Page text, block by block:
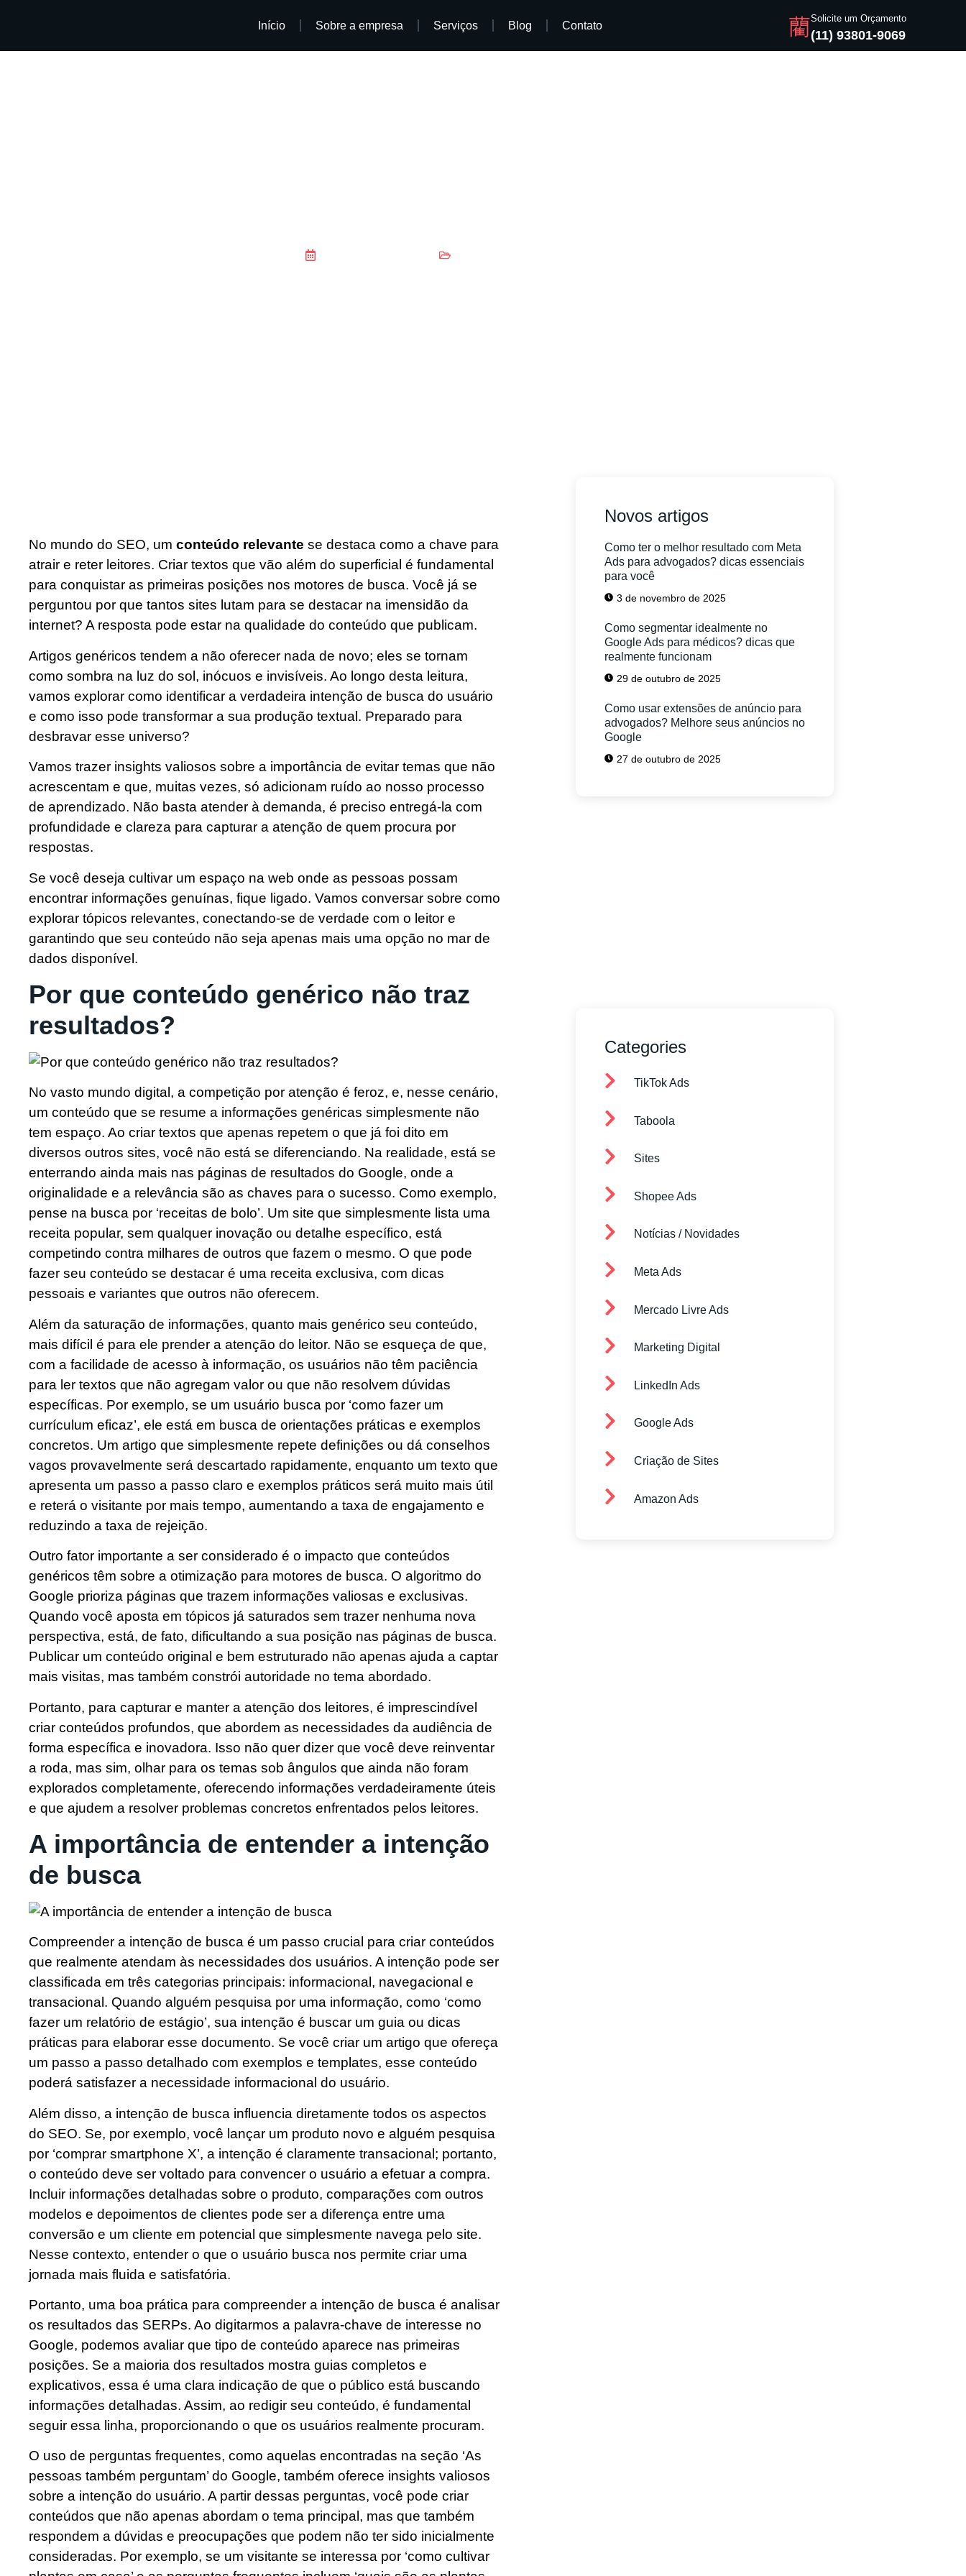
Início Sobre a empresa Serviços Blog Contato
Solicite um Orçamento
(11) 93801-9069
No mundo do SEO, um conteúdo relevante se destaca como a chave para
atrair e reter leitores. Criar textos que vão além do superficial é fundamental
para conquistar as primeiras posições nos motores de busca. Você já se
perguntou por que tantos sites lutam para se destacar na imensidão da
internet? A resposta pode estar na qualidade do conteúdo que publicam.
Artigos genéricos tendem a não oferecer nada de novo; eles se tornam
como sombra na luz do sol, inócuos e invisíveis. Ao longo desta leitura,
vamos explorar como identificar a verdadeira intenção de busca do usuário
e como isso pode transformar a sua produção textual. Preparado para
desbravar esse universo?
Vamos trazer insights valiosos sobre a importância de evitar temas que não
acrescentam e que, muitas vezes, só adicionam ruído ao nosso processo
de aprendizado. Não basta atender à demanda, é preciso entregá-la com
profundidade e clareza para capturar a atenção de quem procura por
respostas.
Se você deseja cultivar um espaço na web onde as pessoas possam
encontrar informações genuínas, fique ligado. Vamos conversar sobre como
explorar tópicos relevantes, conectando-se de verdade com o leitor e
garantindo que seu conteúdo não seja apenas mais uma opção no mar de
dados disponível.
Por que conteúdo genérico não traz
resultados?
No vasto mundo digital, a competição por atenção é feroz, e, nesse cenário,
um conteúdo que se resume a informações genéricas simplesmente não
tem espaço. Ao criar textos que apenas repetem o que já foi dito em
diversos outros sites, você não está se diferenciando. Na realidade, está se
enterrando ainda mais nas páginas de resultados do Google, onde a
originalidade e a relevância são as chaves para o sucesso. Como exemplo,
pense na busca por ‘receitas de bolo’. Um site que simplesmente lista uma
receita popular, sem qualquer inovação ou detalhe específico, está
competindo contra milhares de outros que fazem o mesmo. O que pode
fazer seu conteúdo se destacar é uma receita exclusiva, com dicas
pessoais e variantes que outros não oferecem.
Além da saturação de informações, quanto mais genérico seu conteúdo,
mais difícil é para ele prender a atenção do leitor. Não se esqueça de que,
com a facilidade de acesso à informação, os usuários não têm paciência
para ler textos que não agregam valor ou que não resolvem dúvidas
específicas. Por exemplo, se um usuário busca por ‘como fazer um
currículum eficaz’, ele está em busca de orientações práticas e exemplos
concretos. Um artigo que simplesmente repete definições ou dá conselhos
vagos provavelmente será descartado rapidamente, enquanto um texto que
apresenta um passo a passo claro e exemplos práticos será muito mais útil
e reterá o visitante por mais tempo, aumentando a taxa de engajamento e
reduzindo a taxa de rejeição.
Outro fator importante a ser considerado é o impacto que conteúdos
genéricos têm sobre a otimização para motores de busca. O algoritmo do
Google prioriza páginas que trazem informações valiosas e exclusivas.
Quando você aposta em tópicos já saturados sem trazer nenhuma nova
perspectiva, está, de fato, dificultando a sua posição nas páginas de busca.
Publicar um conteúdo original e bem estruturado não apenas ajuda a captar
mais visitas, mas também constrói autoridade no tema abordado.
Portanto, para capturar e manter a atenção dos leitores, é imprescindível
criar conteúdos profundos, que abordem as necessidades da audiência de
forma específica e inovadora. Isso não quer dizer que você deve reinventar
a roda, mas sim, olhar para os temas sob ângulos que ainda não foram
explorados completamente, oferecendo informações verdadeiramente úteis
e que ajudem a resolver problemas concretos enfrentados pelos leitores.
A importância de entender a intenção
de busca
Compreender a intenção de busca é um passo crucial para criar conteúdos
que realmente atendam às necessidades dos usuários. A intenção pode ser
classificada em três categorias principais: informacional, navegacional e
transacional. Quando alguém pesquisa por uma informação, como ‘como
fazer um relatório de estágio’, sua intenção é buscar um guia ou dicas
práticas para elaborar esse documento. Se você criar um artigo que ofereça
um passo a passo detalhado com exemplos e templates, esse conteúdo
poderá satisfazer a necessidade informacional do usuário.
Além disso, a intenção de busca influencia diretamente todos os aspectos
do SEO. Se, por exemplo, você lançar um produto novo e alguém pesquisa
por ‘comprar smartphone X’, a intenção é claramente transacional; portanto,
o conteúdo deve ser voltado para convencer o usuário a efetuar a compra.
Incluir informações detalhadas sobre o produto, comparações com outros
modelos e depoimentos de clientes pode ser a diferença entre uma
conversão e um cliente em potencial que simplesmente navega pelo site.
Nesse contexto, entender o que o usuário busca nos permite criar uma
jornada mais fluida e satisfatória.
Portanto, uma boa prática para compreender a intenção de busca é analisar
os resultados das SERPs. Ao digitarmos a palavra-chave de interesse no
Google, podemos avaliar que tipo de conteúdo aparece nas primeiras
posições. Se a maioria dos resultados mostra guias completos e
explicativos, essa é uma clara indicação de que o público está buscando
informações detalhadas. Assim, ao redigir seu conteúdo, é fundamental
seguir essa linha, proporcionando o que os usuários realmente procuram.
O uso de perguntas frequentes, como aquelas encontradas na seção ‘As
pessoas também perguntam’ do Google, também oferece insights valiosos
sobre a intenção do usuário. A partir dessas perguntas, você pode criar
conteúdos que não apenas abordam o tema principal, mas que também
respondem a dúvidas e preocupações que podem não ter sido inicialmente
consideradas. Por exemplo, se um visitante se interessa por ‘como cultivar
Novos artigos
Como ter o melhor resultado com Meta
Ads para advogados? dicas essenciais
para você
3 de novembro de 2025
Como segmentar idealmente no
Google Ads para médicos? dicas que
realmente funcionam
29 de outubro de 2025
Como usar extensões de anúncio para
advogados? Melhore seus anúncios no
Google
27 de outubro de 2025
Categories
TikTok Ads
Taboola
Sites
Shopee Ads
Notícias / Novidades
Meta Ads
Mercado Livre Ads
Marketing Digital
LinkedIn Ads
Google Ads
Criação de Sites
Amazon Ads